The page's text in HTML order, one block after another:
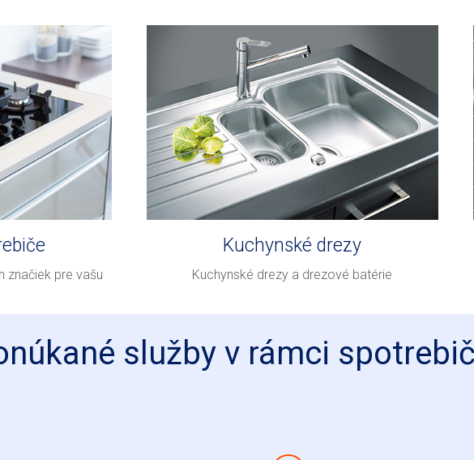
značiek pre vašu
Kuchynské drezy
Kuchynské drezy a drezové batérie
služby v rámci